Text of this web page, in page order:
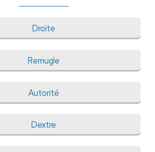
Droite
Remugle
Autorité
Dextre